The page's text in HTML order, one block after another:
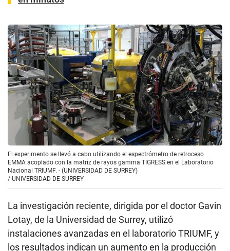
El experimento se llevó a cabo utilizando el espectrómetro de retroceso
EMMA acoplado con la matriz de rayos gamma TIGRESS en el Laboratorio
Nacional TRIUMF. - (UNIVERSIDAD DE SURREY)
/ UNIVERSIDAD DE SURREY
La investigación reciente, dirigida por el doctor Gavin
Lotay, de la Universidad de Surrey, utilizó
instalaciones avanzadas en el laboratorio TRIUMF, y
los resultados indican un aumento en la producción